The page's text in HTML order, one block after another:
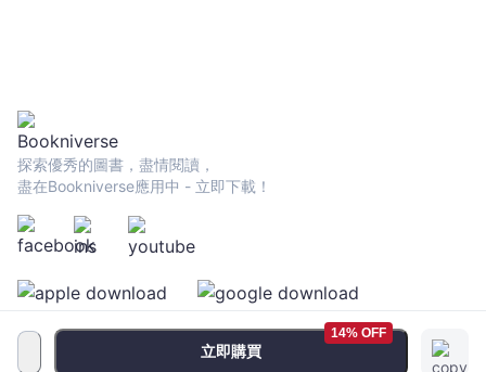
立即購買
14% OFF
探索優秀的圖書，盡情閱讀，
盡在Bookniverse應用中 - 立即下載！